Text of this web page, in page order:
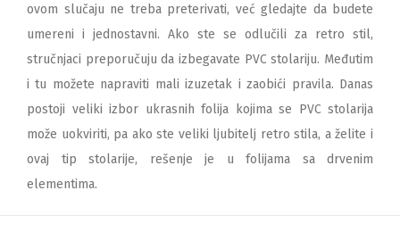
ovom slučaju ne treba preterivati, već gledajte da budete
umereni i jednostavni. Ako ste se odlučili za retro stil,
stručnjaci preporučuju da izbegavate PVC stolariju. Međutim
i tu možete napraviti mali izuzetak i zaobići pravila. Danas
postoji veliki izbor ukrasnih folija kojima se PVC stolarija
može uokviriti, pa ako ste veliki ljubitelj retro stila, a želite i
ovaj tip stolarije, rešenje je u folijama sa drvenim
elementima.